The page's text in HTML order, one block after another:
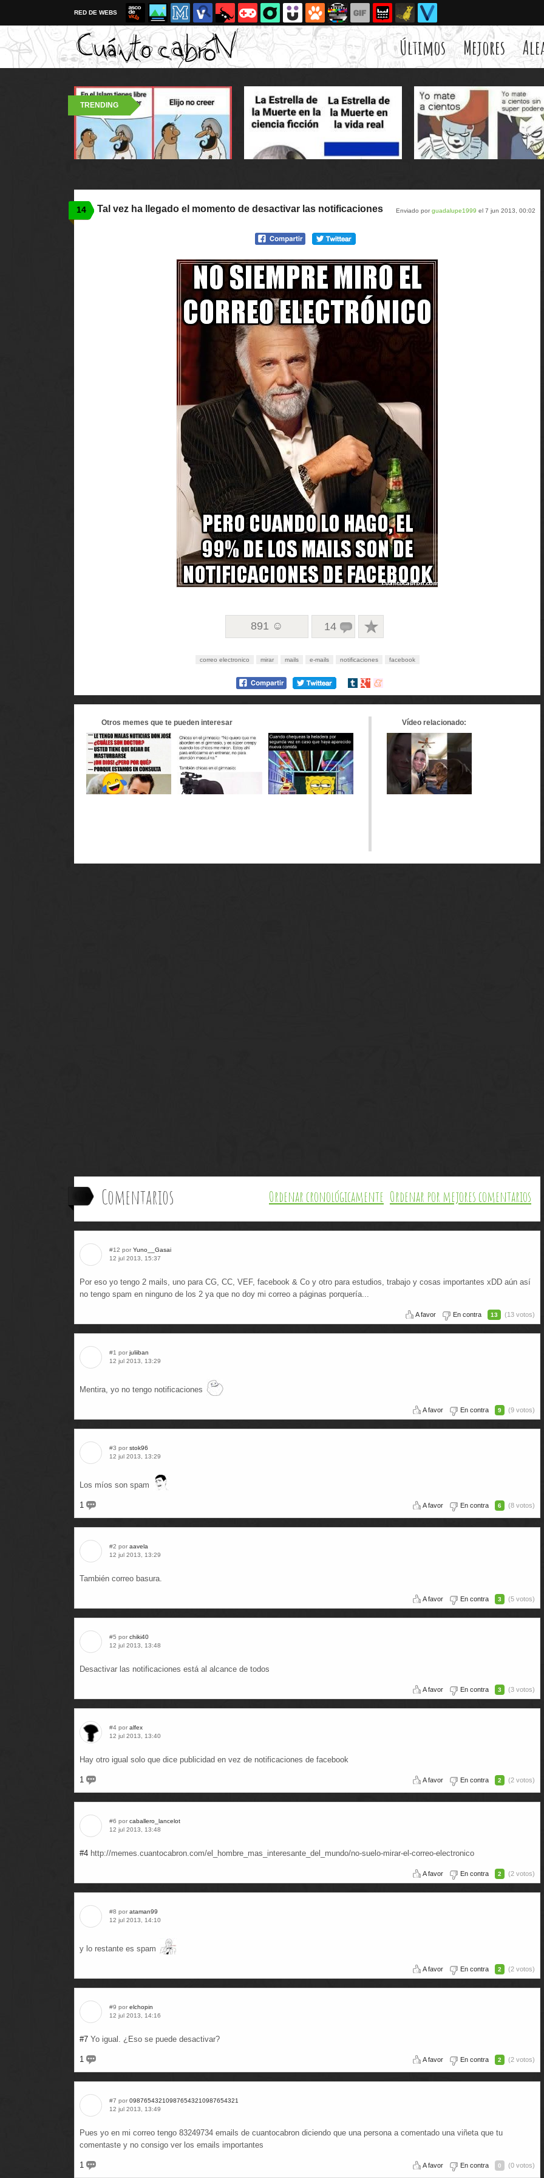
RED DE WEBS
Últimos Mejores
TRENDING
14 Enviado porguadalupe1999 el 7 jun 2013, 00:02
Tal vez ha llegado el momento de desactivar las notificaciones
891 ☺ 14
correo electronico mirar mails e-mails notificaciones facebook
Compartir
Compartir
Compartir
Otros memes que te pueden interesar Vídeo relacionado:
Comentarios Ordenar por mejores comentarios
Ordenar cronológicamente
#12 por Yuno__Gasai
12 jul 2013, 15:37
Por eso yo tengo 2 mails, uno para CG, CC, VEF, facebook & Co y otro para estudios, trabajo y cosas importantes xDD aún así
no tengo spam en ninguno de los 2 ya que no doy mi correo a páginas porquería...
A favor En contra 13 (13 votos)
#1 por juliiban
12 jul 2013, 13:29
Mentira, yo no tengo notificaciones
A favor En contra 9 (9 votos)
#3 por stok96
12 jul 2013, 13:29
Los míos son spam
1 A favor En contra 6 (8 votos)
#2 por aavela
12 jul 2013, 13:29
También correo basura.
A favor En contra 3 (5 votos)
#5 por chiki40
12 jul 2013, 13:48
Desactivar las notificaciones está al alcance de todos
A favor En contra 3 (3 votos)
#4 por alfex
12 jul 2013, 13:40
Hay otro igual solo que dice publicidad en vez de notificaciones de facebook
1 A favor En contra 2 (2 votos)
#6 por caballero_lancelot
12 jul 2013, 13:48
#4 http://memes.cuantocabron.com/el_hombre_mas_interesante_del_mundo/no-suelo-mirar-el-correo-electronico
A favor En contra 2 (2 votos)
#8 por ataman99
12 jul 2013, 14:10
y lo restante es spam
A favor En contra 2 (2 votos)
#9 por elchopin
12 jul 2013, 14:16
#7 Yo igual. ¿Eso se puede desactivar?
1 A favor En contra 2 (2 votos)
#7 por 098765432109876543210987654321
12 jul 2013, 13:49
Pues yo en mi correo tengo 83249734 emails de cuantocabron diciendo que una persona a comentado una viñeta que tu
comentaste y no consigo ver los emails importantes
1 A favor En contra 0 (0 votos)